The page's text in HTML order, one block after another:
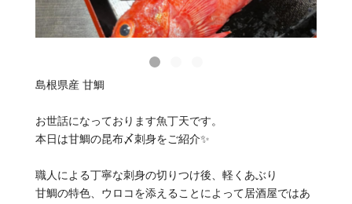
島根県産 甘鯛
お世話になっております魚丁天です。
本日は甘鯛の昆布〆刺身をご紹介✨️
職人による丁寧な刺身の切りつけ後、軽くあぶり
甘鯛の特色、ウロコを添えることによって居酒屋ではあ